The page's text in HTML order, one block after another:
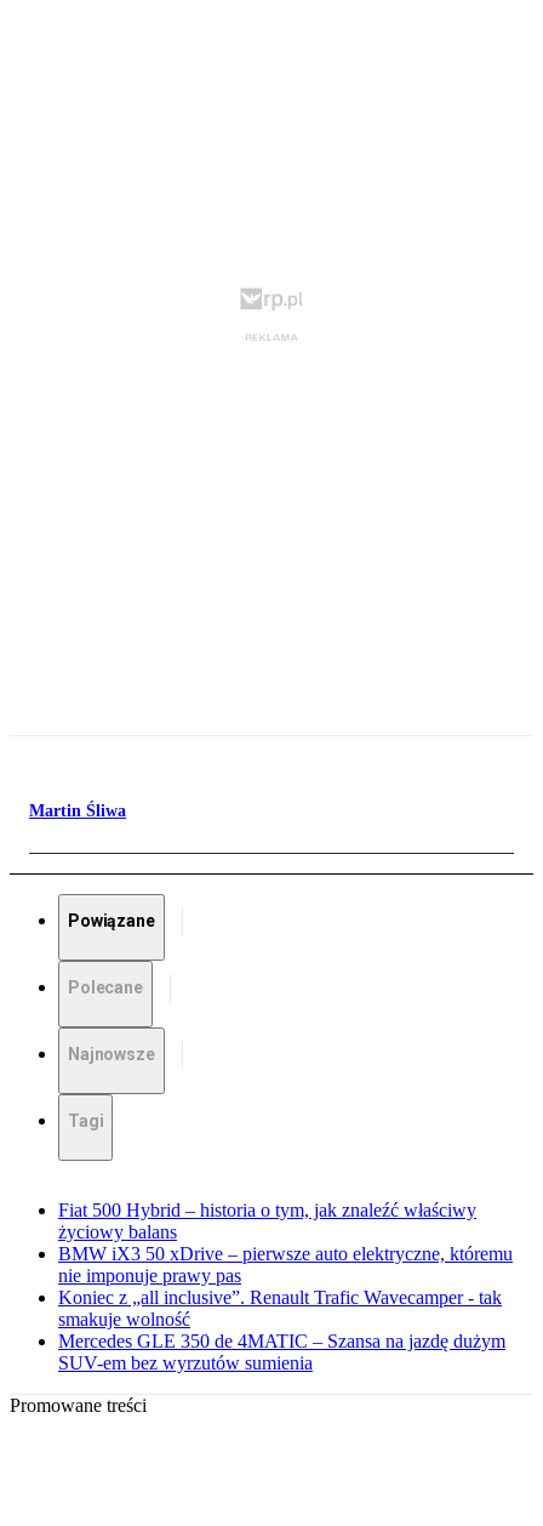
Martin Śliwa
Powiązane
Polecane
Najnowsze
Tagi
Fiat 500 Hybrid – historia o tym, jak znaleźć właściwy
życiowy balans
BMW iX3 50 xDrive – pierwsze auto elektryczne, któremu
nie imponuje prawy pas
Koniec z „all inclusive”. Renault Trafic Wavecamper - tak
smakuje wolność
Mercedes GLE 350 de 4MATIC – Szansa na jazdę dużym
SUV-em bez wyrzutów sumienia
Promowane treści